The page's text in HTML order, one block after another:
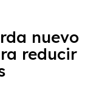
nuevo
reducir